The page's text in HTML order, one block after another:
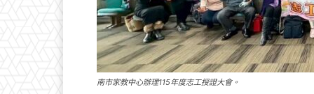
南市家教中心辦理115年度志工授證大會。